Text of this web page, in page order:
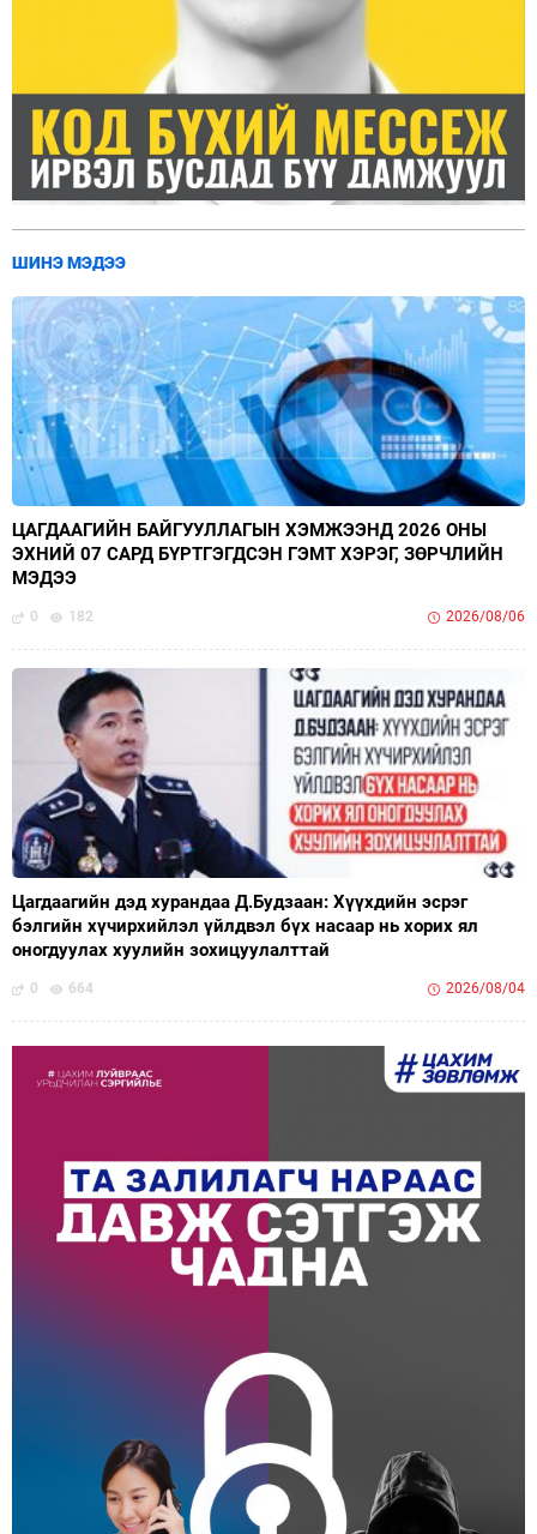
ШИНЭ МЭДЭЭ
ЦАГДААГИЙН БАЙГУУЛЛАГЫН ХЭМЖЭЭНД 2026 ОНЫ
ЭХНИЙ 07 САРД БҮРТГЭГДСЭН ГЭМТ ХЭРЭГ, ЗӨРЧЛИЙН
МЭДЭЭ
0 182 2026/08/06
Цагдаагийн дэд хурандаа Д.Будзаан: Хүүхдийн эсрэг
бэлгийн хүчирхийлэл үйлдвэл бүх насаар нь хорих ял
оногдуулах хуулийн зохицуулалттай
0 664 2026/08/04